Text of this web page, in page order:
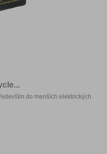
do menších elektrických